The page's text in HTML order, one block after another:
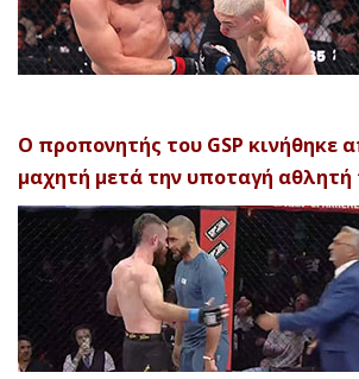
Ο προπονητής του GSP κινήθηκε
μαχητή μετά την υποταγή αθλητή